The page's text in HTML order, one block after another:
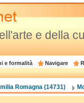
e della
e formalità Navigare
Romagna (14731)